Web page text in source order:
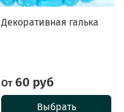
Декоративная галька
От60 руб
Выбрать